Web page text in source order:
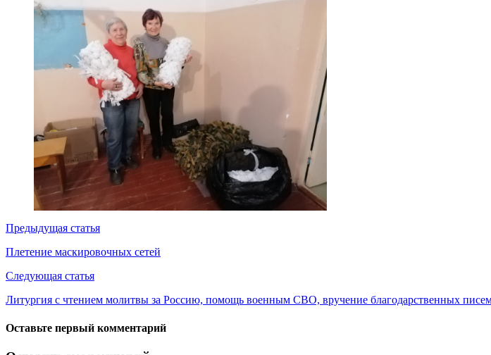
Предыдущая статья
Плетение маскировочных сетей
Следующая статья
Литургия с чтением молитвы за Россию, помощь военным СВО, вручение благодарственных
Оставьте первый комментарий